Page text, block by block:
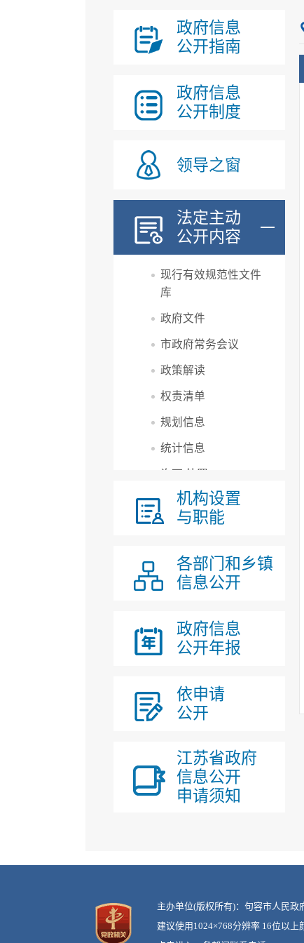
政府信息
公开指南
政府信息
公开制度
领导之窗
法定主动
公开内容
现行有效规范性文件
库
政府文件
市政府常务会议
政策解读
权责清单
规划信息
统计信息
许可/处罚
预算/决算
采购/交易
公务员招录
法治政府建设
其他专项信息
重大建设项目
机构设置
与职能
各部门和乡镇
信息公开
政府信息
公开年报
依申请
公开
江苏省政府
信息公开
申请须知
主办单位(版权所有)：句容市人
建议使用1024×768分辨率 16位